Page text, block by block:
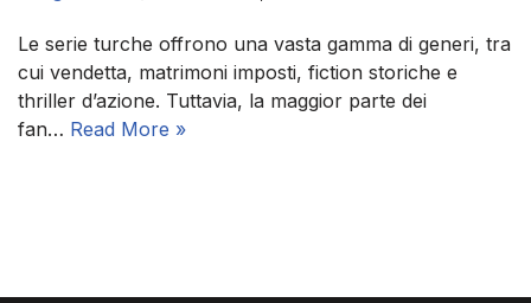
Le serie turche offrono una vasta gamma di generi, tra
cui vendetta, matrimoni imposti, fiction storiche e
thriller d’azione. Tuttavia, la maggior parte dei
fan… Read More »